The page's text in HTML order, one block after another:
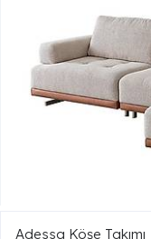
Adessa Köşe Takımı